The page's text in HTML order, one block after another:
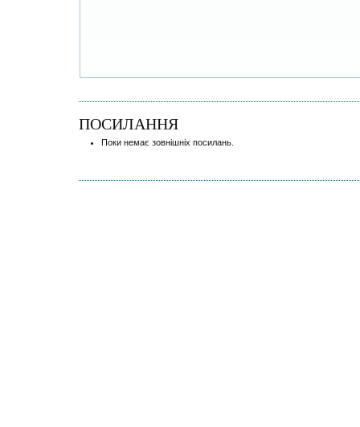
ПОСИЛАННЯ
Поки немає зовнішніх посилань.